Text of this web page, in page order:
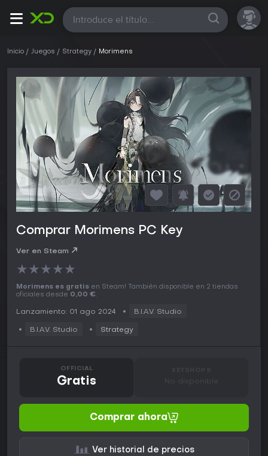
Todas
Inicio Juegos Strategy Morimens
Comprar Morimens PC Key
Ver en Steam
★★★★★
Morimens es gratis en Steam! También disponible en 2 tiendas
oficiales desde 0,00 €.
Lanzamiento: 01 ago 2024 B.I.A.V. Studio
B.I.A.V. Studio Strategy
OFFICIAL
Gratis No disponible
Comprar ahora
Ver historial de precios